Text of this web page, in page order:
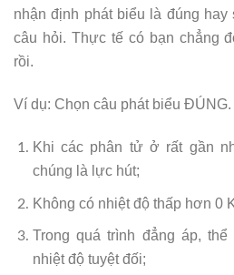
nhận định phát biểu là đúng
câu hỏi. Thực tế có bạn chẳng
rồi.
Ví dụ: Chọn câu phát biểu ĐÚNG.
Khi các phân tử ở rất gần
chúng là lực hút;
Không có nhiệt độ thấp hơn 0
Trong quá trình đẳng áp,
nhiệt độ tuyệt đối;